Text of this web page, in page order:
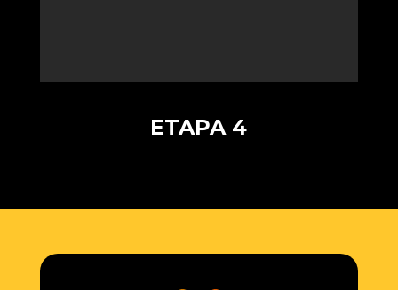
ETAPA 4